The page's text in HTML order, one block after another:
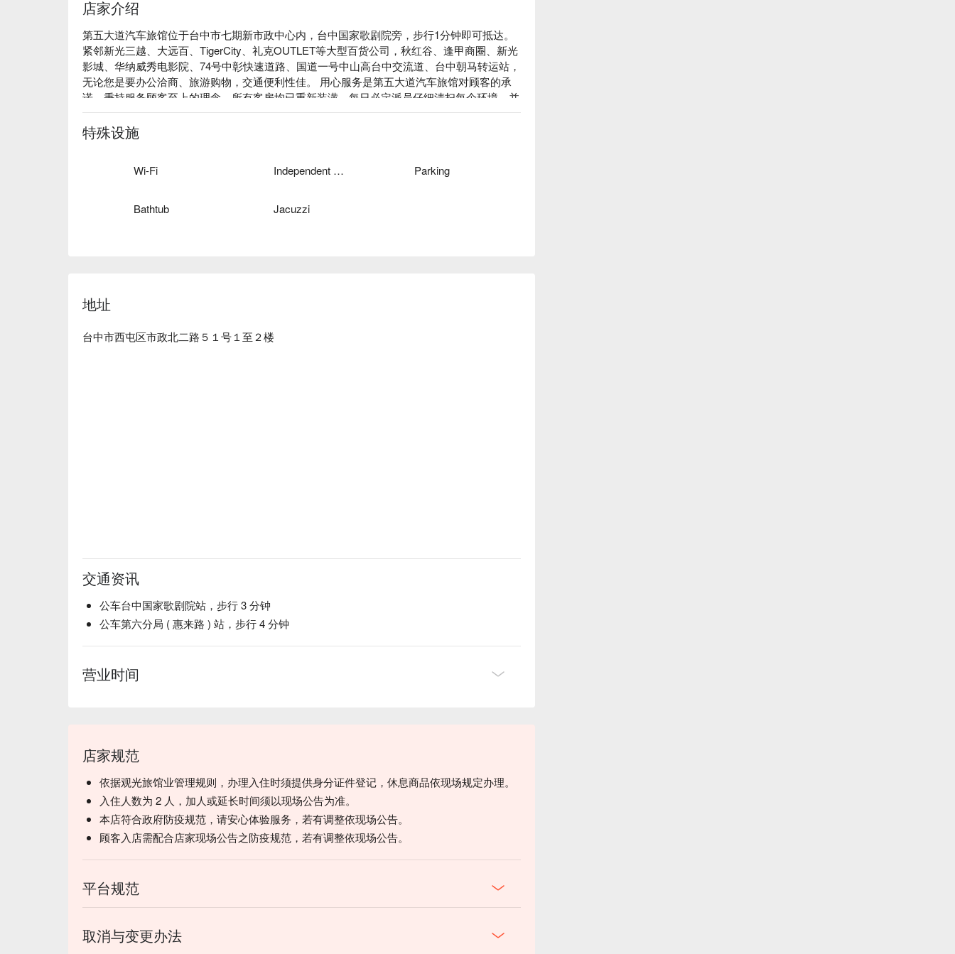
店家介绍
第五大道汽车旅馆位于台中市七期新市政中心内，台中国家歌剧院旁，步行1分钟即可抵达。
紧邻新光三越、大远百、TigerCity、礼克OUTLET等大型百货公司，秋红谷、逢甲商圈、新光
影城、华纳威秀电影院、74号中彰快速道路、国道一号中山高台中交流道、台中朝马转运站，
无论您是要办公洽商、旅游购物，交通便利性佳。 用心服务是第五大道汽车旅馆对顾客的承
诺，秉持服务顾客至上的理念，所有客房均已重新装潢，每日必定派员仔细清扫每个环境、并
定期反针孔检测，我们采用平实的价格回馈给顾客，您的再次造访对我们而言是最佳的鼓励，
期待您再次莅临第五大道汽车旅馆！
特殊设施
Wi-Fi Independent Garage Parking
Bathtub Jacuzzi
地址
台中市西屯区市政北二路５１号１至２楼
交通资讯
公车台中国家歌剧院站，步行 3 分钟
公车第六分局 ( 惠来路 ) 站，步行 4 分钟
营业时间
店家规范
依据观光旅馆业管理规则，办理入住时须提供身分证件登记，休息商品依现场规定办理。
入住人数为 2 人，加人或延长时间须以现场公告为准。
本店符合政府防疫规范，请安心体验服务，若有调整依现场公告。
顾客入店需配合店家现场公告之防疫规范，若有调整依现场公告。
平台规范
取消与变更办法